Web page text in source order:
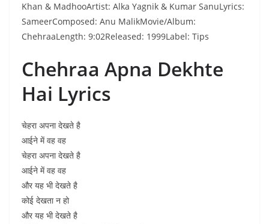
Khan & MadhooArtist: Alka Yagnik & Kumar SanuLyrics:
SameerComposed: Anu MalikMovie/Album:
ChehraaLength: 9:02Released: 1999Label: Tips
Chehraa Apna Dekhte
Hai Lyrics
चेहरा अपना देखते है
आईने में वह वह
चेहरा अपना देखते है
आईने में वह वह
और यह भी देखते है
कोई देखता न हो
और यह भी देखते है